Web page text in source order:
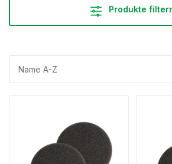
Produkte